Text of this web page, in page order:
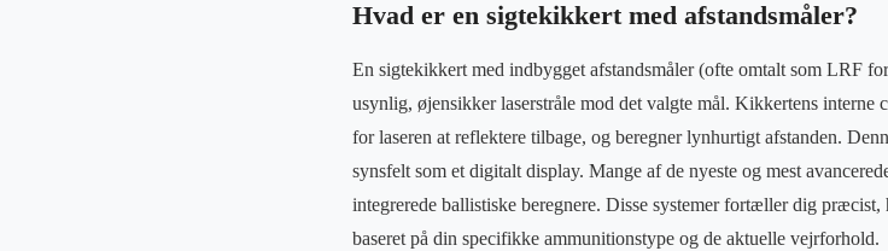
Hvad er en sigtekikkert med afstandsmåler?
En sigtekikkert med indbygget afstandsmåler (ofte omtalt som LRF
usynlig, øjensikker laserstråle mod det valgte mål. Kikkertens interne
for laseren at reflektere tilbage, og beregner lynhurtigt afstanden.
synsfelt som et digitalt display. Mange af de nyeste og mest
integrerede ballistiske beregnere. Disse systemer fortæller dig
baseret på din specifikke ammunitionstype og de aktuelle vejrforhold.